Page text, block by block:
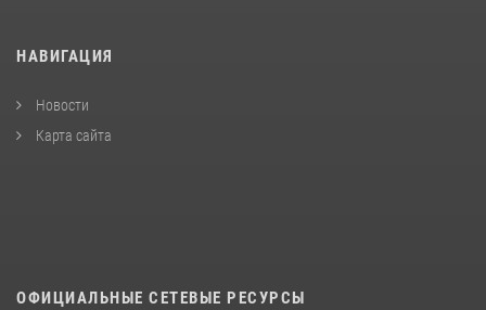
НАВИГАЦИЯ
Новости
Карта сайта
ОФИЦИАЛЬНЫЕ СЕТЕВЫЕ РЕСУРСЫ